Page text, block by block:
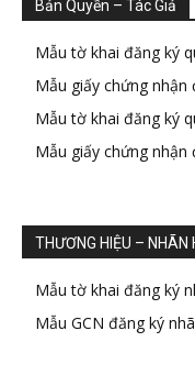
Bản Quyền – Tác Giả
Mẫu tờ khai đăng ký
Mẫu giấy chứng nhận
Mẫu tờ khai đăng ký
Mẫu giấy chứng nhận
THƯƠNG HIỆU – NHÃN
Mẫu tờ khai đăng ký
Mẫu GCN đăng ký